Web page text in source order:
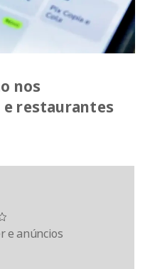
nos
e restaurantes
e anúncios